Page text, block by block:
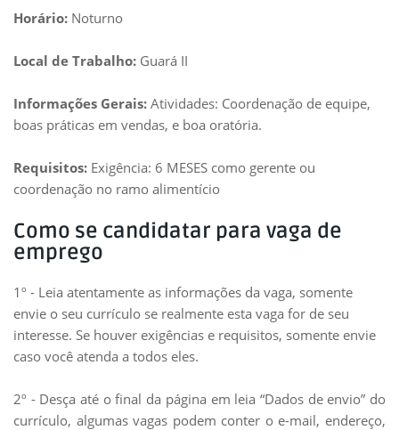
Horário: Noturno
Local de Trabalho: Guará II
Informações Gerais: Atividades: Coordenação de equipe,
boas práticas em vendas, e boa oratória.
Requisitos: Exigência: 6 MESES como gerente ou
coordenação no ramo alimentício
Como se candidatar para vaga de
emprego
1º - Leia atentamente as informações da vaga, somente
envie o seu currículo se realmente esta vaga for de seu
interesse. Se houver exigências e requisitos, somente envie
caso você atenda a todos eles.
2º - Desça até o final da página em leia “Dados de envio” do
currículo, algumas vagas podem conter o e-mail, endereço,